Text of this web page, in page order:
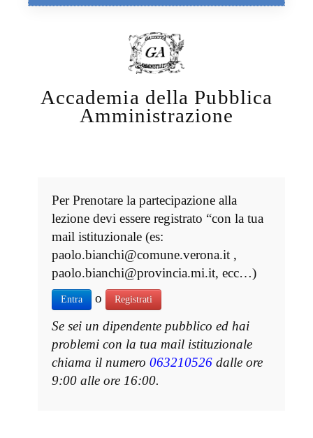
Accademia della Pubblica
Amministrazione
Per Prenotare la partecipazione alla
lezione devi essere registrato “con la tua
mail istituzionale (es:
paolo.bianchi@comune.verona.it ,
paolo.bianchi@provincia.mi.it, ecc…)
Entra o Registrati
Se sei un dipendente pubblico ed hai
problemi con la tua mail istituzionale
chiama il numero 063210526 dalle ore
9:00 alle ore 16:00.